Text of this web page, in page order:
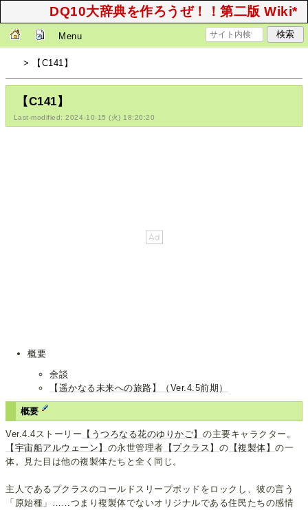
DQ10大辞典を作ろうぜ！！第二版 Wiki*
Menu
> 【C141】
【C141】
Last-modified: 2024-10-15 (火) 18:20:20
概要
余談
【遥かなる未来への旅路】（Ver.4.5前期）
概要
Ver.4.4ストーリー 【うつろなる花のゆりかご】の主要キャラクター。
【宇宙船アルウェーン】 の永世管理者 【プクラス】 の 【複製体】の一
体。見た目は他の複製体たちと全く同じ。
主人であるプクラスのコールドスリープポッドをロックし、彼の言う
「原始種」……つまり複製体でないオリジナルである住民たちの感情